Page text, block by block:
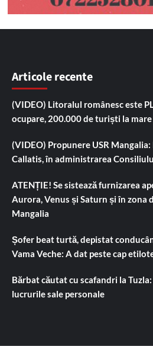
Articole recente
(VIDEO) Litoralul românesc este
ocupare, 200.000 de turiști la mare
(VIDEO) Propunere USR
Callatis, în administrarea
ATENȚIE! Se sistează furnizarea
Aurora, Venus și Saturn și în zona
Mangalia
Șofer beat turtă, depistat
Vama Veche: A dat peste cap
Bărbat căutat cu scafandri la
lucrurile sale personale